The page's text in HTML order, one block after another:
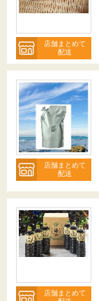
店舗まとめて
配送
店舗まとめて
配送
店舗まとめて